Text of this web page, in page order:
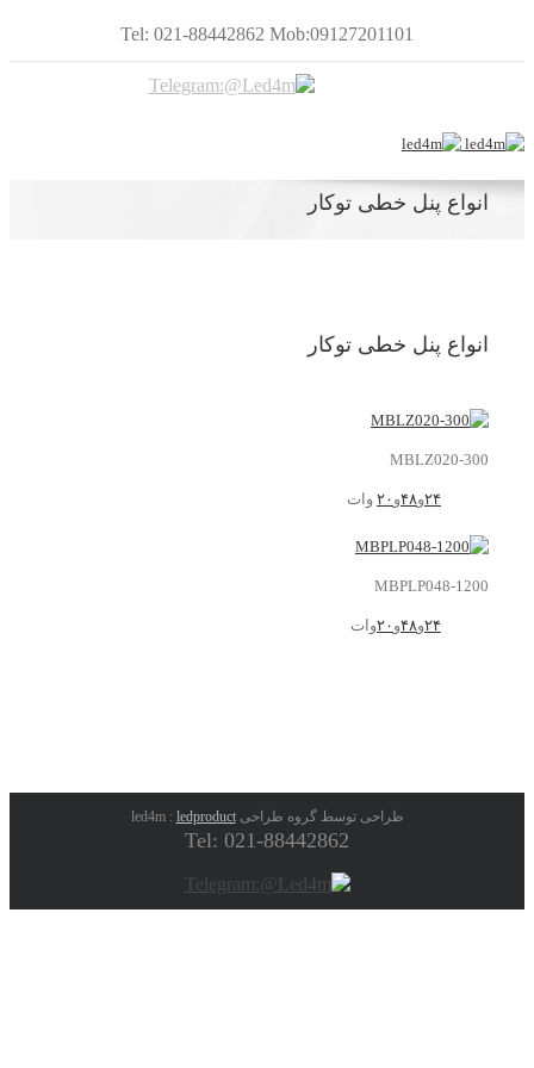
Tel: 021-88442862 Mob:09127201101
انواع پنل خطی توکار
انواع پنل خطی توکار
MBLZ020-300
۲۴و۴۸و ۲۰ وات
MBPLP048-1200
۲۴و۴۸و ۲۰وات
طراحی توسط گروه طراحی led4m :ledproduct
Tel: 021-88442862